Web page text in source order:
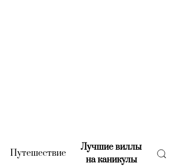
(current)
Путешествие(current)
Лучшие виллы
на каникулы(current)